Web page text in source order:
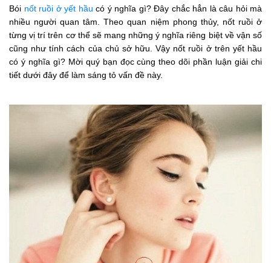
Bói nốt ruồi ở yết hầu có ý nghĩa gì? Đây chắc hẳn là câu hỏi mà
nhiều người quan tâm. Theo quan niệm phong thủy, nốt ruồi ở
từng vị trí trên cơ thể sẽ mang những ý nghĩa riêng biệt về vận số
cũng như tính cách của chủ sở hữu. Vậy nốt ruồi ở trên yết hầu
có ý nghĩa gì? Mời quý bạn đọc cùng theo dõi phần luận giải chi
tiết dưới đây để làm sáng tỏ vấn đề này.